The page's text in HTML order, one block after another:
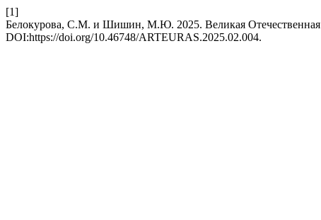
[1]
Белокурова, С.М. и Шишин, М.Ю. 2025. Великая Отечественная
DOI:https://doi.org/10.46748/ARTEURAS.2025.02.004.